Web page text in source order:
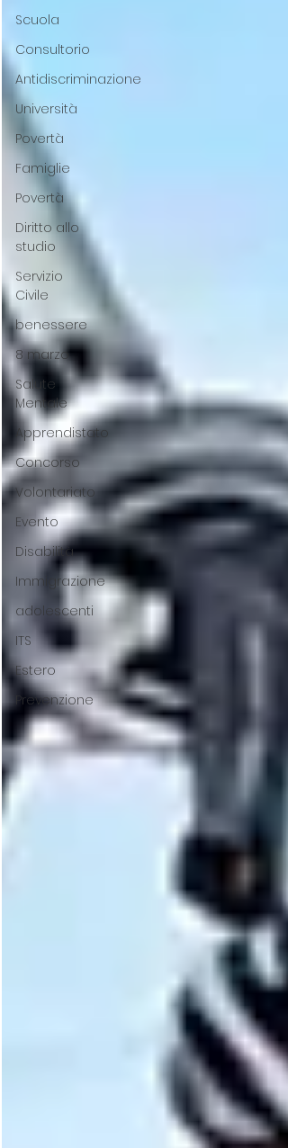
Scuola
Consultorio
Antidiscriminazione
Università
Povertà
Famiglie
Povertà
Diritto allo
studio
Servizio
Civile
benessere
8 marzo
Salute
Mentale
Apprendistato
Concorso
Volontariato
Evento
Disabilità
Immigrazione
adolescenti
ITS
Estero
Prevenzione